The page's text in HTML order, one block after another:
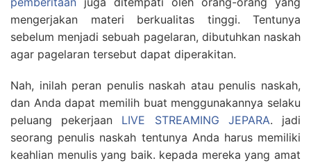
mengerjakan materi berkualitas tinggi. Tentunya
sebelum menjadi sebuah pagelaran, dibutuhkan naskah
agar pagelaran tersebut dapat diperakitan.
Nah, inilah peran penulis naskah atau penulis naskah,
dan Anda dapat memilih buat menggunakannya selaku
peluang pekerjaan LIVE STREAMING JEPARA. jadi
seorang penulis naskah tentunya Anda harus memiliki
keahlian menulis yang baik. kepada mereka yang amat